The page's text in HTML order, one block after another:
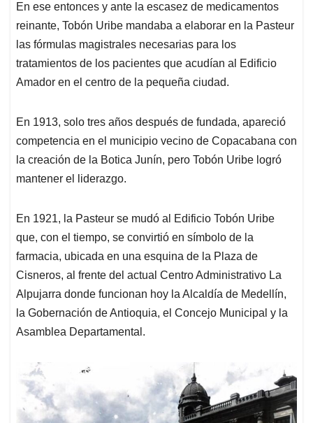
En ese entonces y ante la escasez de medicamentos
reinante, Tobón Uribe mandaba a elaborar en la Pasteur
las fórmulas magistrales necesarias para los
tratamientos de los pacientes que acudían al Edificio
Amador en el centro de la pequeña ciudad.
En 1913, solo tres años después de fundada, apareció
competencia en el municipio vecino de Copacabana con
la creación de la Botica Junín, pero Tobón Uribe logró
mantener el liderazgo.
En 1921, la Pasteur se mudó al Edificio Tobón Uribe
que, con el tiempo, se convirtió en símbolo de la
farmacia, ubicada en una esquina de la Plaza de
Cisneros, al frente del actual Centro Administrativo La
Alpujarra donde funcionan hoy la Alcaldía de Medellín,
la Gobernación de Antioquia, el Concejo Municipal y la
Asamblea Departamental.